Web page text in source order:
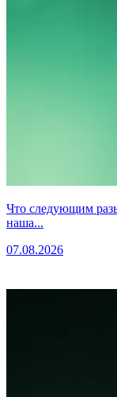
Что следующим
наша...
07.08.2026